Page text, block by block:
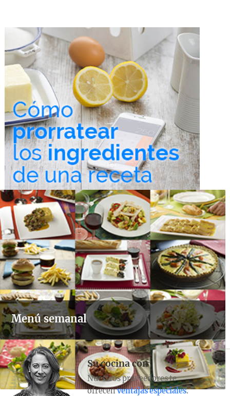
Menú semanal
Su cocina con
Nuestros proveedores te
ofrecenventajas especiales.